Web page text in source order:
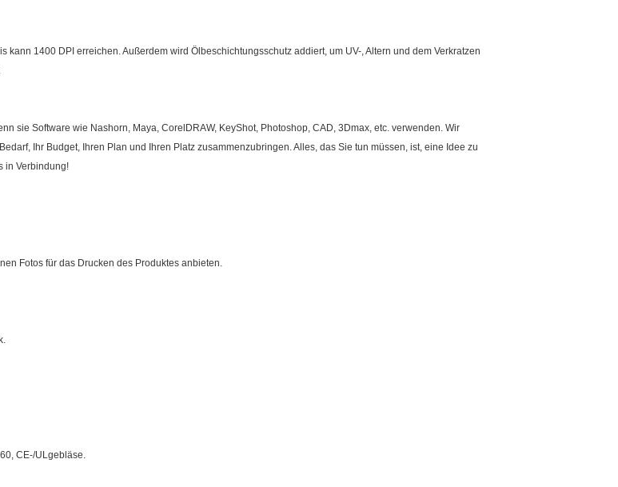
1400 DPI erreichen. Außerdem wird Ölbeschichtungsschutz addiert, um UV-, Altern und dem Verkratzen
sie Software wie Nashorn, Maya, CorelDRAW, KeyShot, Photoshop, CAD, 3Dmax, etc. verwenden. Wir
Ihr Budget, Ihren Plan und Ihren Platz zusammenzubringen. Alles, das Sie tun müssen, ist, eine Idee zu
in Verbindung!
Fotos für das Drucken des Produktes anbieten.
CE-/ULgebläse.